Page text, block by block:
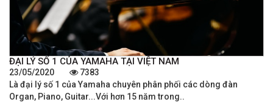
ĐẠI LÝ SỐ 1 CỦA YAMAHA TẠI VIỆT NAM
23/05/2020
7383
Là đại lý số 1 của Yamaha chuyên phân phối các dòng đàn
Organ, Piano, Guitar...Với hơn 15 năm trong..